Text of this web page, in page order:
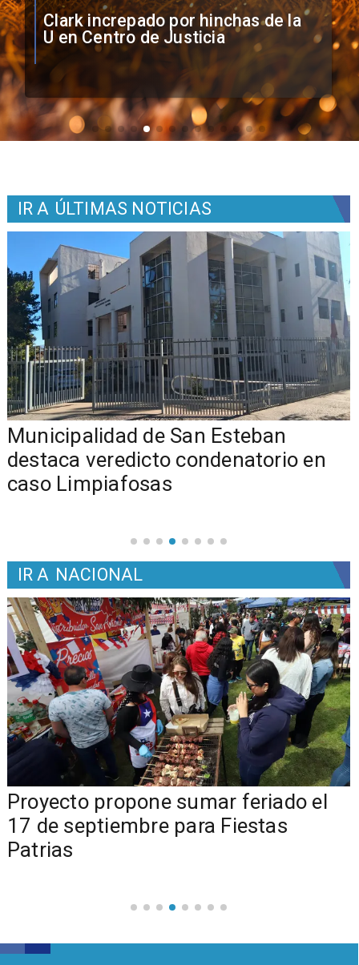
Vozinha firma contrato con Colo
Colo como nuevo arquero
IR A ÚLTIMAS NOTICIAS
Municipalidad de San Esteban
destaca veredicto condenatorio en
caso Limpiafosas
IR A NACIONAL
Proyecto propone sumar feriado el
17 de septiembre para Fiestas
Patrias